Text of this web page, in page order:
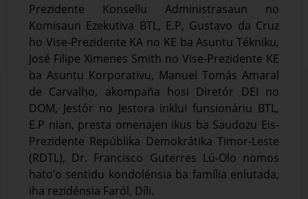
Prezidente Konsellu Administrasaun no
Komisaun Ezekutiva BTL, E.P, Gustavo da Cruz
ho Vise-Prezidente KA no KE ba Asuntu Tékniku,
José Filipe Ximenes Smith no Vise-Prezidente KE
ba Asuntu Korporativu, Manuel Tomás Amaral
de Carvalho, akompaña hosi Diretór DEI no
DOM, Jestór no Jestora inklui funsionáriu BTL,
E.P nian, presta omenajen ikus ba Saudozu Eis-
Prezidente Repúblika Demokrátika Timor-Leste
(RDTL), Dr. Francisco Guterres Lú-Olo nomos
hato’o sentidu kondolénsia ba família enlutada,
iha rezidénsia Faról, Díli.